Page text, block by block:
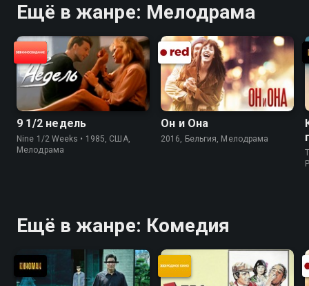
Ещё в жанре: Мелодрама
9 1/2 недель
Nine 1/2 Weeks • 1985, США,
Мелодрама
Он и Она
2016, Бельгия, Мелодрама
Ещё в жанре: Комедия